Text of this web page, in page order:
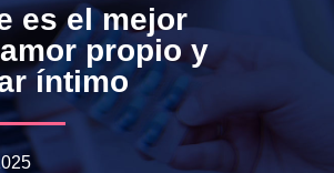
es el mejor
propio y
íntimo